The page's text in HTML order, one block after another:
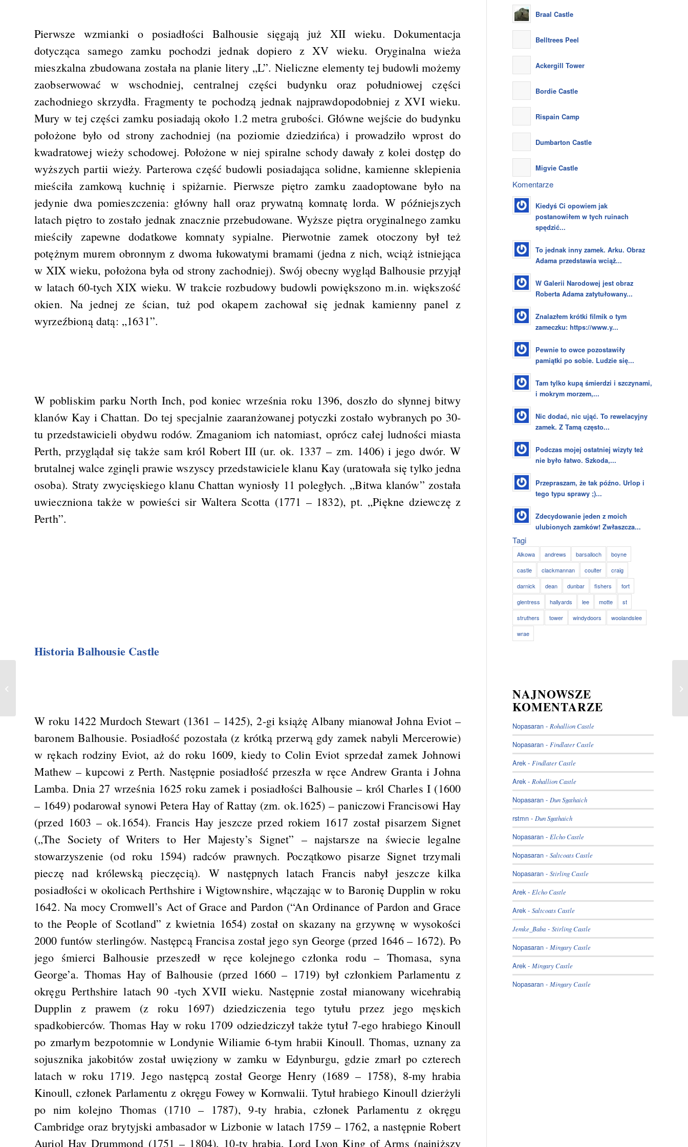
Pierwsze wzmianki o posiadłości Balhousie sięgają już XII wieku. Dokumentacja
dotycząca samego zamku pochodzi jednak dopiero z XV wieku. Oryginalna wieża
mieszkalna zbudowana została na planie litery „L”. Nieliczne elementy tej budowli możemy
zaobserwować w wschodniej, centralnej części budynku oraz południowej części
zachodniego skrzydła. Fragmenty te pochodzą jednak najprawdopodobniej z XVI wieku.
Mury w tej części zamku posiadają około 1.2 metra grubości. Główne wejście do budynku
położone było od strony zachodniej (na poziomie dziedzińca) i prowadziło wprost do
kwadratowej wieży schodowej. Położone w niej spiralne schody dawały z kolei dostęp do
wyższych partii wieży. Parterowa część budowli posiadająca solidne, kamienne sklepienia
mieściła zamkową kuchnię i spiżarnie. Pierwsze piętro zamku zaadoptowane było na
jedynie dwa pomieszczenia: główny hall oraz prywatną komnatę lorda. W późniejszych
latach piętro to zostało jednak znacznie przebudowane. Wyższe piętra oryginalnego zamku
mieściły zapewne dodatkowe komnaty sypialne. Pierwotnie zamek otoczony był też
potężnym murem obronnym z dwoma łukowatymi bramami (jedna z nich, wciąż istniejąca
w XIX wieku, położona była od strony zachodniej). Swój obecny wygląd Balhousie przyjął
w latach 60-tych XIX wieku. W trakcie rozbudowy budowli powiększono m.in. większość
okien. Na jednej ze ścian, tuż pod okapem zachował się jednak kamienny panel z
wyrzeźbioną datą: „1631”.
W pobliskim parku North Inch, pod koniec września roku 1396, doszło do słynnej bitwy
klanów Kay i Chattan. Do tej specjalnie zaaranżowanej potyczki zostało wybranych po 30-
tu przedstawicieli obydwu rodów. Zmaganiom ich natomiast, oprócz całej ludności miasta
Perth, przyglądał się także sam król Robert III (ur. ok. 1337 – zm. 1406) i jego dwór. W
brutalnej walce zginęli prawie wszyscy przedstawiciele klanu Kay (uratowała się tylko jedna
osoba). Straty zwycięskiego klanu Chattan wyniosły 11 poległych. „Bitwa klanów” została
uwieczniona także w powieści sir Waltera Scotta (1771 – 1832), pt. „Piękne dziewczę z
Perth”.
Historia Balhousie Castle
W roku 1422 Murdoch Stewart (1361 – 1425), 2-gi książę Albany mianował Johna Eviot –
baronem Balhousie. Posiadłość pozostała (z krótką przerwą gdy zamek nabyli Mercerowie)
w rękach rodziny Eviot, aż do roku 1609, kiedy to Colin Eviot sprzedał zamek Johnowi
Mathew – kupcowi z Perth. Następnie posiadłość przeszła w ręce Andrew Granta i Johna
Lamba. Dnia 27 września 1625 roku zamek i posiadłości Balhousie – król Charles I (1600
– 1649) podarował synowi Petera Hay of Rattay (zm. ok.1625) – paniczowi Francisowi Hay
(przed 1603 – ok.1654). Francis Hay jeszcze przed rokiem 1617 został pisarzem Signet
(„The Society of Writers to Her Majesty’s Signet” – najstarsze na świecie legalne
stowarzyszenie (od roku 1594) radców prawnych. Początkowo pisarze Signet trzymali
pieczę nad królewską pieczęcią). W następnych latach Francis nabył jeszcze kilka
posiadłości w okolicach Perthshire i Wigtownshire, włączając w to Baronię Dupplin w roku
1642. Na mocy Cromwell’s Act of Grace and Pardon (“An Ordinance of Pardon and Grace
to the People of Scotland” z kwietnia 1654) został on skazany na grzywnę w wysokości
2000 funtów sterlingów. Następcą Francisa został jego syn George (przed 1646 – 1672). Po
jego śmierci Balhousie przeszedł w ręce kolejnego członka rodu – Thomasa, syna
George’a. Thomas Hay of Balhousie (przed 1660 – 1719) był członkiem Parlamentu z
okręgu Perthshire latach 90 -tych XVII wieku. Następnie został mianowany wicehrabią
Dupplin z prawem (z roku 1697) dziedziczenia tego tytułu przez jego męskich
spadkobierców. Thomas Hay w roku 1709 odziedziczył także tytuł 7-ego hrabiego Kinoull
po zmarłym bezpotomnie w Londynie Wiliamie 6-tym hrabii Kinoull. Thomas, uznany za
sojusznika jakobitów został uwięziony w zamku w Edynburgu, gdzie zmarł po czterech
latach w roku 1719. Jego następcą został George Henry (1689 – 1758), 8-my hrabia
Kinoull, członek Parlamentu z okręgu Fowey w Kornwalii. Tytuł hrabiego Kinoull dzierżyli
po nim kolejno Thomas (1710 – 1787), 9-ty hrabia, członek Parlamentu z okręgu
Cambridge oraz brytyjski ambasador w Lizbonie w latach 1759 – 1762, a następnie Robert
Auriol Hay Drummond (1751 – 1804), 10-ty hrabia, Lord Lyon King of Arms (najniższy
Braal Castle
Belltrees Peel
Ackergill Tower
Bordie Castle
Rispain Camp
Dumbarton Castle
Migvie Castle
Komentarze
Kiedyś Ci opowiem jak
postanowiłem w tych ruinach
spędzić...
To jednak inny zamek. Arku. Obraz
Adama przedstawia wciąż...
W Galerii Narodowej jest obraz
Roberta Adama zatytułowany...
Znalazłem krótki filmik o tym
zameczku: https://www.y...
Pewnie to owce pozostawiły
pamiątki po sobie. Ludzie się...
Tam tylko kupą śmierdzi i szczynami,
i mokrym morzem,...
Nic dodać, nic ująć. To rewelacyjny
zamek. Z Tamą często...
Podczas mojej ostatniej wizyty też
nie było łatwo. Szkoda,...
Przepraszam, że tak późno. Urlop i
tego typu sprawy ;)...
Zdecydowanie jeden z moich
ulubionych zamków! Zwłaszcza...
Tagi
Alkowa andrews barsalloch
boyne
castle
clackmannan coulter
craig
darnick
dean dunbar fishers
fort
glentress
hallyards lee motte
st
struthers
tower windydoors
woolandslee
wrae
NAJNOWSZE
KOMENTARZE
Nopasaran -Rohallion Castle
Nopasaran -Findlater Castle
Arek-Findlater Castle
Arek-Rohallion Castle
Nopasaran -Dun Sgathaich
rstmn -Dun Sgathaich
Nopasaran -Elcho Castle
Nopasaran -Saltcoats Castle
Nopasaran -Stirling Castle
Arek-Elcho Castle
Arek-Saltcoats Castle
Jemke_Baba -Stirling Castle
Nopasaran -Mingary Castle
Arek-Mingary Castle
Nopasaran -Mingary Castle